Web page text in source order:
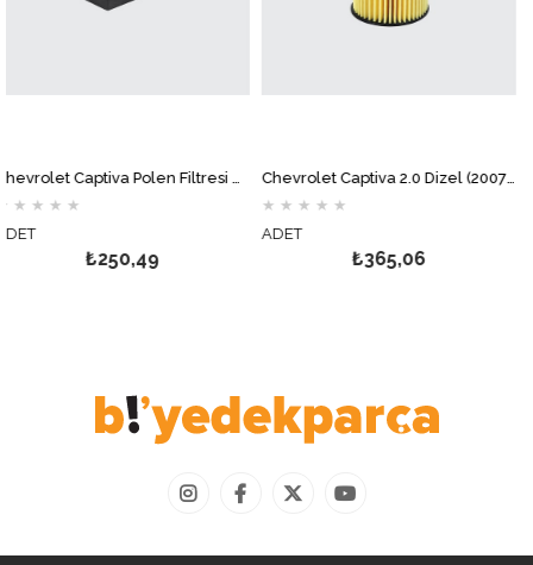
Chevrolet Captiva Polen Filtresi MOTOCAR
★
₺250,49
Chevrolet Captiva 2.0 Dizel (2007-2010) Mazot Filtresi MOTOCAR
★ ★
₺365,06